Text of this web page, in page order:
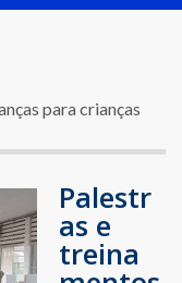
para crianças
Palestr
as e
treina